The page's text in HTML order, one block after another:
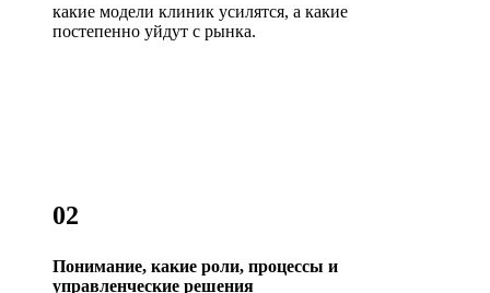
какие модели клиник усилятся, а какие
постепенно уйдут с рынка.
02
Понимание, какие роли, процессы и
управленческие решения